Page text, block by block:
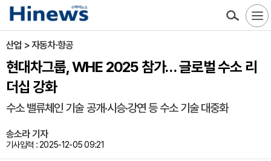
산업 > 자동차·항공
현대차그룹, WHE 2025 참가… 글로벌 수소 리
더십 강화
수소 밸류체인 기술 공개·시승·강연 등 수소 기술 대중화
송소라 기자
기사입력 : 2025-12-05 09:21